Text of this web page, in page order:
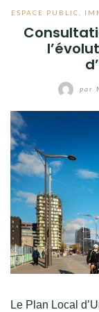
ESPACE PUBLIC
par
Le Plan Local